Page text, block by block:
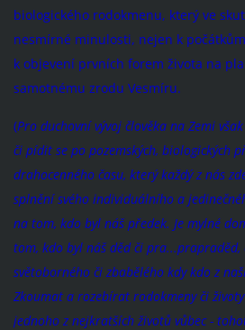
biologického rodokmenu, který ve
nesmírné minulosti, nejen k
k objevení prvních forem života na
samotnému zrodu Vesmíru.
(Pro duchovní vývoj člověka na Zemi
či pídit se po pozemských, biologických
drahocenného času, který každý z nás
splnění svého individuálního a
na tom, kdo byl náš předek. Je mylné
tom, kdo byl náš děd či pra...prapraděd,
světoborného či zbabělého kdy kdo z
Zkoumat a rozebírat rodokmeny či
jednoho z nejkratších životů vůbec -